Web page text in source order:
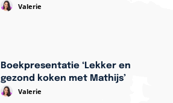
Valerie
Boekpresentatie ‘Lekker en
gezond koken met Mathijs’
Valerie